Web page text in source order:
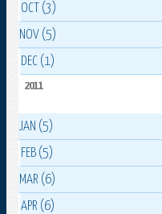
OCT (3)
NOV (5)
DEC (1)
2011
JAN (5)
FEB (5)
MAR (6)
APR (6)